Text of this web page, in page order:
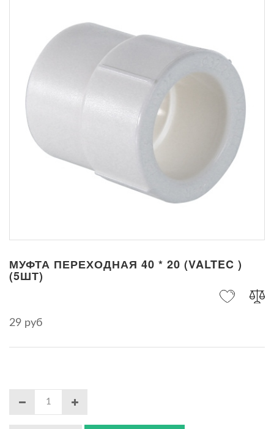
МУФТА ПЕРЕХОДНАЯ 40 * 20 (VALTEC )
(5ШТ)
29 руб